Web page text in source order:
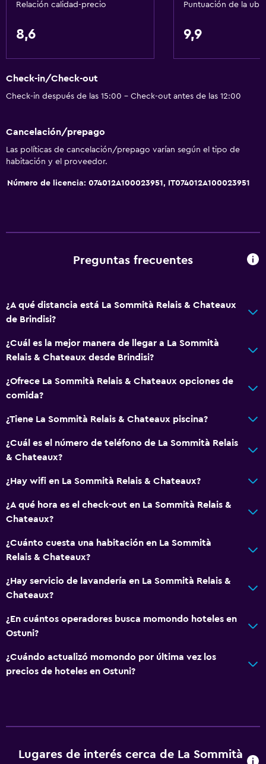
Relación calidad-precio
8,6
Puntuación de la
9,9
Check-in/Check-out
Check-in después de las 15:00 - Check-out antes de las 12:00
Cancelación/prepago
Las políticas de cancelación/prepago varían según el tipo de
habitación y el proveedor.
Número de licencia: 074012A100023951, IT074012A100023951
Preguntas frecuentes
¿A qué distancia está La Sommità Relais & Chateaux
de Brindisi?
¿Cuál es la mejor manera de llegar a La Sommità
Relais & Chateaux desde Brindisi?
¿Ofrece La Sommità Relais & Chateaux opciones de
comida?
¿Tiene La Sommità Relais & Chateaux piscina?
¿Cuál es el número de teléfono de La Sommità Relais
& Chateaux?
¿Hay wifi en La Sommità Relais & Chateaux?
¿A qué hora es el check-out en La Sommità Relais &
Chateaux?
¿Cuánto cuesta una habitación en La Sommità
Relais & Chateaux?
¿Hay servicio de lavandería en La Sommità Relais &
Chateaux?
¿En cuántos operadores busca momondo hoteles en
Ostuni?
¿Cuándo actualizó momondo por última vez los
precios de hoteles en Ostuni?
Lugares de interés cerca de La Sommità